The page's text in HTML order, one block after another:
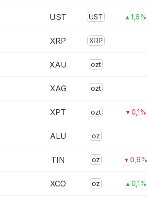
UST UST ▴ 1,6%
XRP XRP
XAU ozt
XAG ozt
XPT ozt ▾ 0,1%
ALU oz
TIN oz ▾ 0,6%
XCO oz ▴ 0,1%